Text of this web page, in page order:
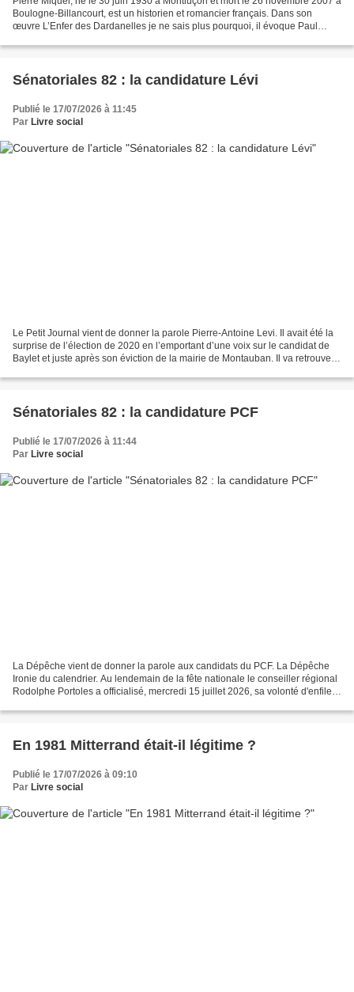
Boulogne-Billancourt, est un historien et romancier français. Dans son
œuvre L’Enfer des Dardanelles je ne sais plus pourquoi, il évoque Paul
Sénatoriales 82 : la candidature Lévi
Publié le 17/07/2026 à 11:45
Par Livre social
Le Petit Journal vient de donner la parole Pierre-Antoine Levi. Il avait été la
surprise de l’élection de 2020 en l’emportant d’une voix sur le candidat de
Baylet et juste après son éviction de la mairie de Montauban. Il va retrouver
Sénatoriales 82 : la candidature PCF
Publié le 17/07/2026 à 11:44
Par Livre social
La Dépêche vient de donner la parole aux candidats du PCF. La Dépêche
Ironie du calendrier. Au lendemain de la fête nationale le conseiller régional
Rodolphe Portoles a officialisé, mercredi 15 juillet 2026, sa volonté d'enfiler
En 1981 Mitterrand était-il légitime ?
Publié le 17/07/2026 à 09:10
Par Livre social